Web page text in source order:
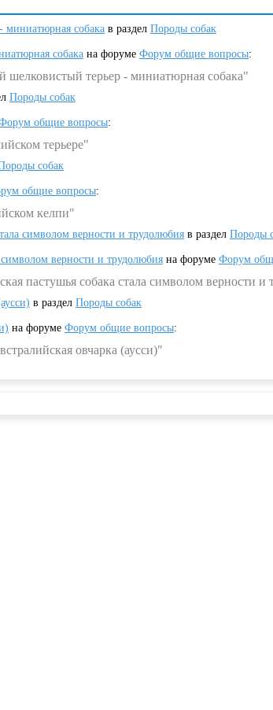
миниатюрная собака в раздел Породы собак
собака на форуме Форум общие вопросы:
шелковистый терьер - миниатюрная собака"
Породы собак
общие вопросы:
терьере"
собак
общие вопросы:
келпи"
символом верности и трудолюбия в раздел Породы
символом верности и трудолюбия на форуме Форум
пастушья собака стала символом верности и
в раздел Породы собак
на форуме Форум общие вопросы:
овчарка (аусси)"